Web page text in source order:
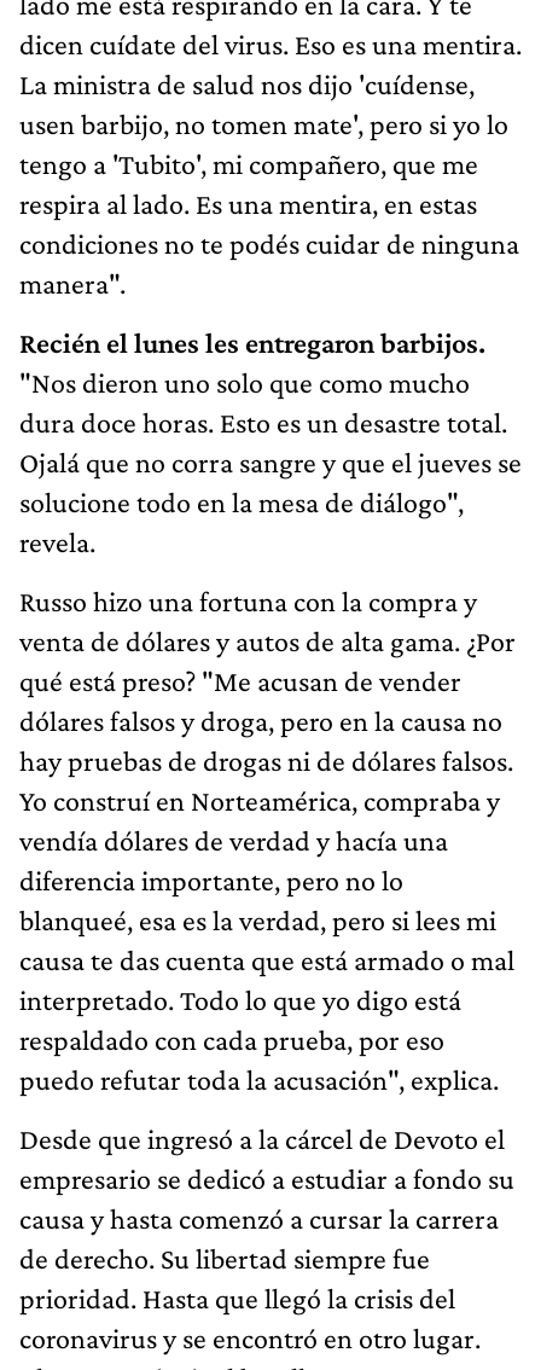
dicen cuídate del virus. Eso es una mentira.
La ministra de salud nos dijo 'cuídense,
usen barbijo, no tomen mate', pero si yo lo
tengo a 'Tubito', mi compañero, que me
respira al lado. Es una mentira, en estas
condiciones no te podés cuidar de ninguna
manera".
Recién el lunes les entregaron barbijos.
"Nos dieron uno solo que como mucho
dura doce horas. Esto es un desastre total.
Ojalá que no corra sangre y que el jueves se
solucione todo en la mesa de diálogo",
revela.
Russo hizo una fortuna con la compra y
venta de dólares y autos de alta gama. ¿Por
qué está preso? "Me acusan de vender
dólares falsos y droga, pero en la causa no
hay pruebas de drogas ni de dólares falsos.
Yo construí en Norteamérica, compraba y
vendía dólares de verdad y hacía una
diferencia importante, pero no lo
blanqueé, esa es la verdad, pero si lees mi
causa te das cuenta que está armado o mal
interpretado. Todo lo que yo digo está
respaldado con cada prueba, por eso
puedo refutar toda la acusación", explica.
Desde que ingresó a la cárcel de Devoto el
empresario se dedicó a estudiar a fondo su
causa y hasta comenzó a cursar la carrera
de derecho. Su libertad siempre fue
prioridad. Hasta que llegó la crisis del
coronavirus y se encontró en otro lugar.